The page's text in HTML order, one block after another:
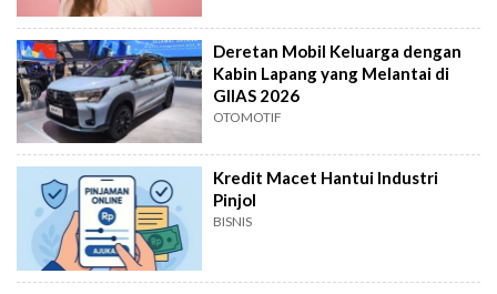
Deretan Mobil Keluarga dengan
Kabin Lapang yang Melantai di
GIIAS 2026
OTOMOTIF
Kredit Macet Hantui Industri
Pinjol
BISNIS